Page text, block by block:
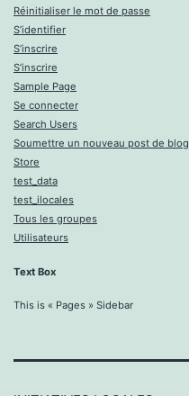
Réinitialiser le mot de passe
S’identifier
S’inscrire
S’inscrire
Sample Page
Se connecter
Search Users
Soumettre un nouveau post de blog
Store
test_data
test_ilocales
Tous les groupes
Utilisateurs
Text Box
This is « Pages » Sidebar